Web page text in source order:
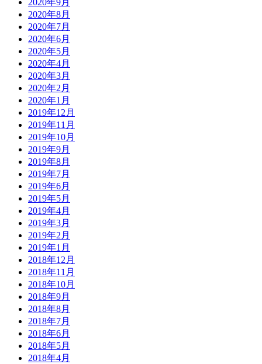
2020年9月
2020年8月
2020年7月
2020年6月
2020年5月
2020年4月
2020年3月
2020年2月
2020年1月
2019年12月
2019年11月
2019年10月
2019年9月
2019年8月
2019年7月
2019年6月
2019年5月
2019年4月
2019年3月
2019年2月
2019年1月
2018年12月
2018年11月
2018年10月
2018年9月
2018年8月
2018年7月
2018年6月
2018年5月
2018年4月